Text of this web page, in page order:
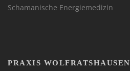
Schamanische Energiemedizin
PRAXIS WOLFRATSHAUSEN